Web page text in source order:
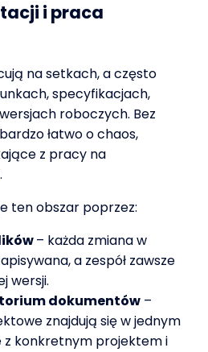
i praca
na setkach, a często
specyfikacjach,
roboczych. Bez
łatwo o chaos,
z pracy na
ten obszar poprzez:
– każda zmiana w
a zespół zawsze
wersji.
dokumentów –
znajdują się w jednym
z konkretnym projektem i